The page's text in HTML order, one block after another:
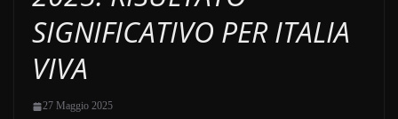
SIGNIFICATIVO PER ITALIA
VIVA
27 Maggio 2025